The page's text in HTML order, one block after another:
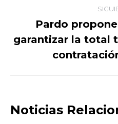
Pardo
garantizar la total
Noticias